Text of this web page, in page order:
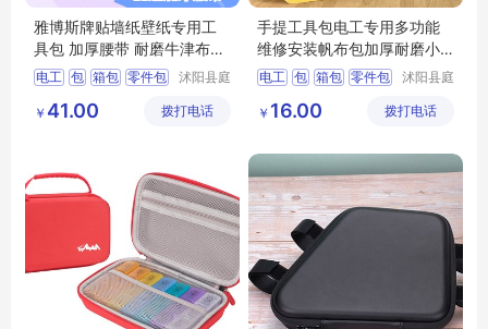
雅博斯牌贴墙纸壁纸专用工
具包 加厚腰带 耐磨牛津布多
功能腰包
电工 包 箱包 零件包
沭阳县庭
商务有限
￥ 41.00 拨打电话
手提工具包电工专用多功能
维修安装帆布包加厚耐磨小
型收纳包硬板
电工 包 箱包 零件包
沭阳县庭
商务有限
￥ 16.00 拨打电话